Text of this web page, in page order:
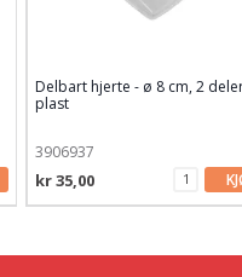
Delbart hjerte - ø 8 cm, 2
plast
3906937
kr 35,00